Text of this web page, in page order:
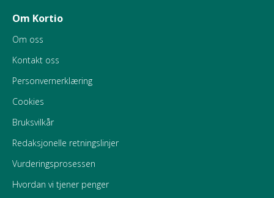
Om Kortio
Om oss
Kontakt oss
Personvernerklæring
Cookies
Bruksvilkår
Redaksjonelle retningslinjer
Vurderingsprosessen
Hvordan vi tjener penger